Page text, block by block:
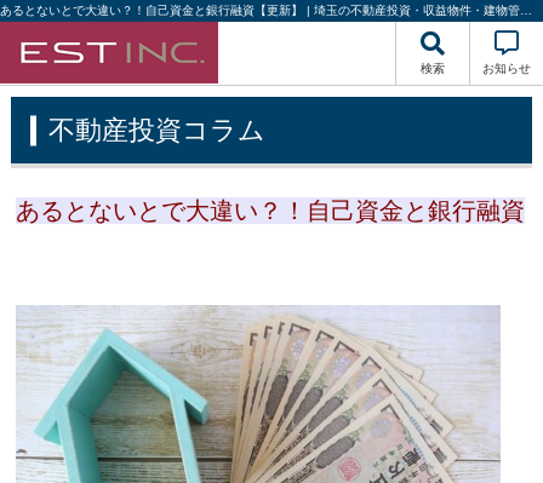
検索 お知らせ
不動産投資コラム
あるとないとで大違い？！自己資金と銀行融資